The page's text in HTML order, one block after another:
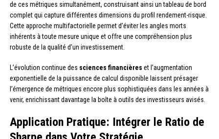
de ces métriques simultanément, construisant ainsi un tableau de bord
complet qui capture différentes dimensions du profil rendement-risque.
Cette approche multifactorielle permet d’éviter les angles morts
inhérents à toute mesure unique et offre une compréhension plus
robuste de la qualité d’un investissement.
L’évolution continue des sciences financières et l’augmentation
exponentielle de la puissance de calcul disponible laissent présager
l’émergence de métriques encore plus sophistiquées dans les années à
venir, enrichissant davantage la boîte à outils des investisseurs avisés.
Application Pratique: Intégrer le Ratio de